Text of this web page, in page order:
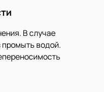
В случае
промыть водой.